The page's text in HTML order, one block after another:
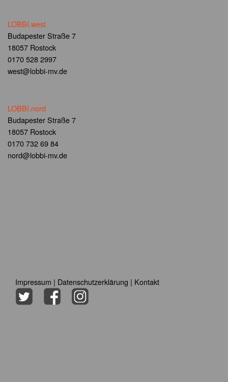
LOBBI.west
Budapester Straße 7
18057 Rostock
0170 528 2997
west@lobbi-mv.de
LOBBI.nord
Budapester Straße 7
18057 Rostock
0170 732 69 84
nord@lobbi-mv.de
Impressum | Datenschutzerklärung | Kontakt